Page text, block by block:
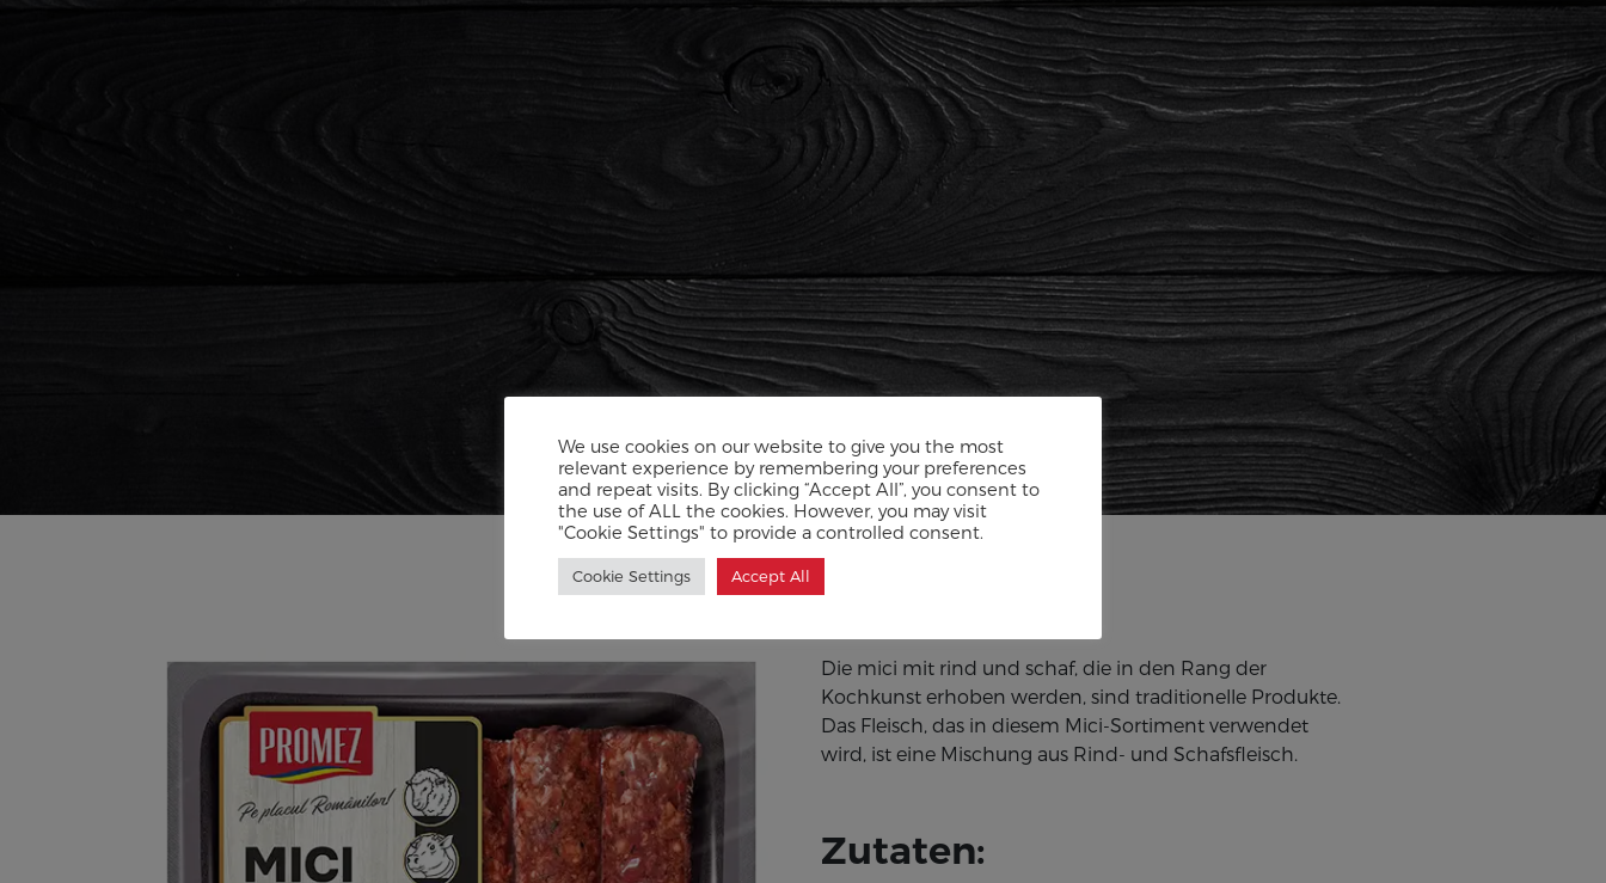
Die mici mit rind und schaf, die in den Rang der
Kochkunst erhoben werden, sind traditionelle Produkte.
Das Fleisch, das in diesem Mici-Sortiment verwendet
wird, ist eine Mischung aus Rind- und Schafsfleisch.
Zutaten:
We use cookies on our website to give you the most
relevant experience by remembering your preferences
and repeat visits. By clicking “Accept All”, you consent to
the use of ALL the cookies. However, you may visit
"Cookie Settings" to provide a controlled consent.
Cookie Settings Accept All